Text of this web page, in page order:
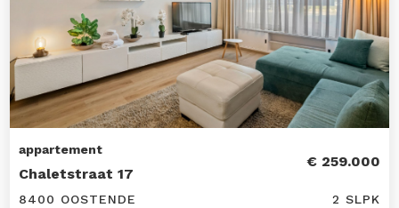
appartement
Chaletstraat 17
€ 259.000
8400 OOSTENDE 2 SLPK